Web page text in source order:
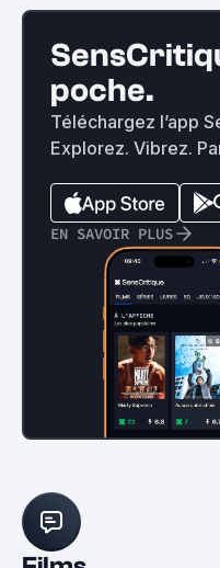
poche.
Téléchargez l’app
Explorez. Vibrez.
EN SAVOIR PLUS